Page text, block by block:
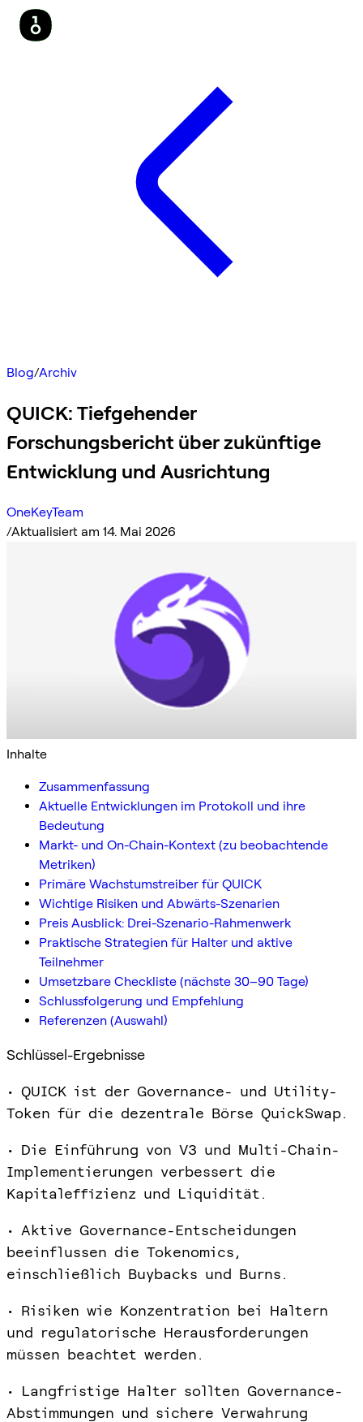
Blog/Archiv
QUICK: Tiefgehender
Forschungsbericht über zukünftige
Entwicklung und Ausrichtung
OneKeyTeam
/Aktualisiert am 14. Mai 2026
Inhalte
Zusammenfassung
Aktuelle Entwicklungen im Protokoll und ihre
Bedeutung
Markt- und On-Chain-Kontext (zu beobachtende
Metriken)
Primäre Wachstumstreiber für QUICK
Wichtige Risiken und Abwärts-Szenarien
Preis Ausblick: Drei-Szenario-Rahmenwerk
Praktische Strategien für Halter und aktive
Teilnehmer
Umsetzbare Checkliste (nächste 30–90 Tage)
Schlussfolgerung und Empfehlung
Referenzen (Auswahl)
Schlüssel-Ergebnisse
• QUICK ist der Governance- und Utility-
Token für die dezentrale Börse QuickSwap.
• Die Einführung von V3 und Multi-Chain-
Implementierungen verbessert die
Kapitaleffizienz und Liquidität.
• Aktive Governance-Entscheidungen
beeinflussen die Tokenomics,
einschließlich Buybacks und Burns.
• Risiken wie Konzentration bei Haltern
und regulatorische Herausforderungen
müssen beachtet werden.
• Langfristige Halter sollten Governance-
Abstimmungen und sichere Verwahrung